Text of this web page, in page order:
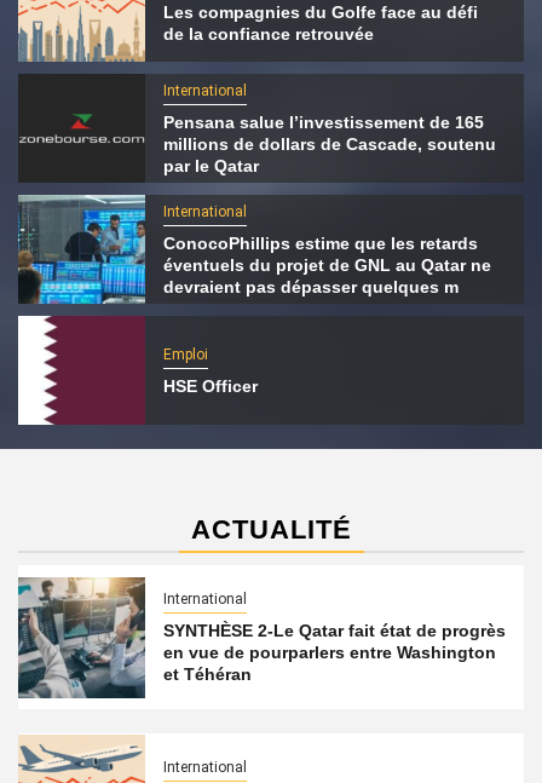
Les compagnies du Golfe face au défi
de la confiance retrouvée
International
Pensana salue l’investissement de 165
millions de dollars de Cascade, soutenu
par le Qatar
International
ConocoPhillips estime que les retards
éventuels du projet de GNL au Qatar ne
devraient pas dépasser quelques m
Emploi
HSE Officer
ACTUALITÉ
International
SYNTHÈSE 2-Le Qatar fait état de progrès
en vue de pourparlers entre Washington
et Téhéran
International